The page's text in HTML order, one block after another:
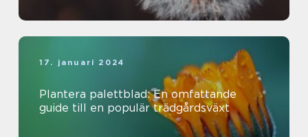
17. januari 2024
Plantera palettblad: En omfattande
guide till en populär trädgårdsväxt